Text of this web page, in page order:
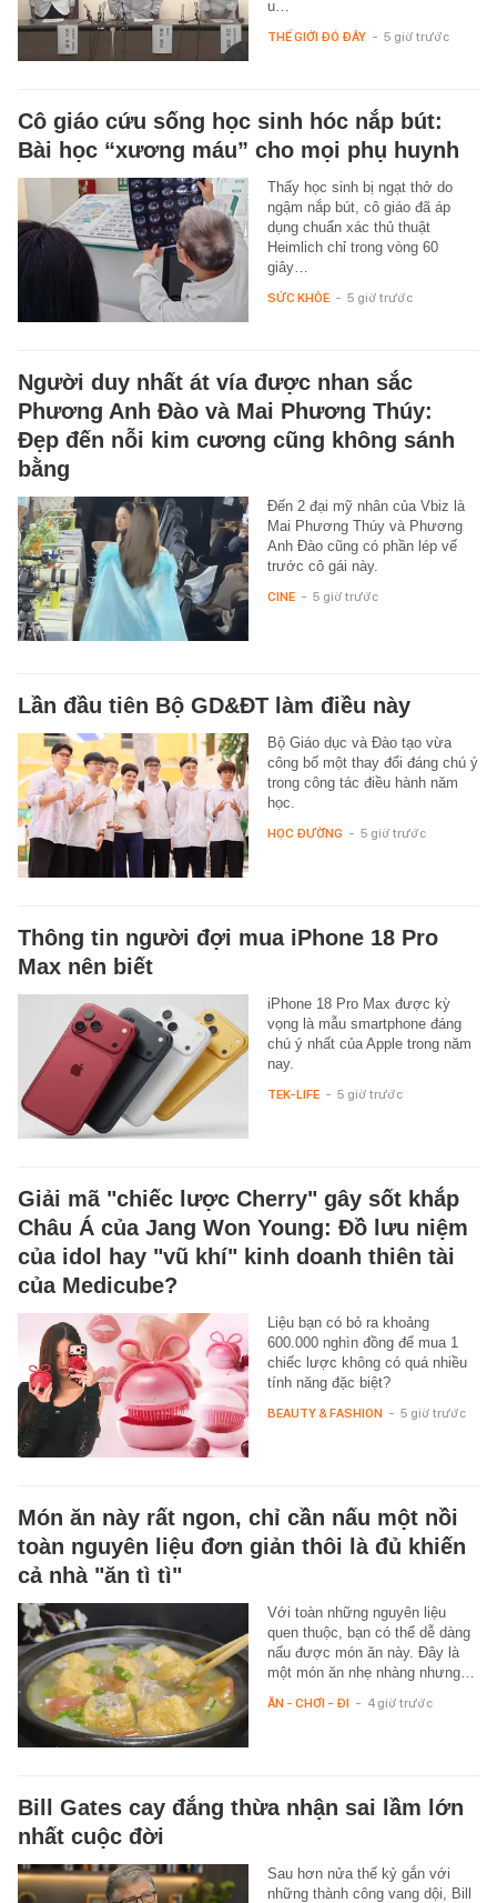
u…
THẾ GIỚI ĐÓ ĐÂY - 5 giờ trước
Cô giáo cứu sống học sinh hóc nắp bút:
Bài học “xương máu” cho mọi phụ huynh
Thấy học sinh bị ngạt thở do
ngậm nắp bút, cô giáo đã áp
dụng chuẩn xác thủ thuật
Heimlich chỉ trong vòng 60
giây…
SỨC KHỎE - 5 giờ trước
Người duy nhất át vía được nhan sắc
Phương Anh Đào và Mai Phương Thúy:
Đẹp đến nỗi kim cương cũng không sánh
bằng
Đến 2 đại mỹ nhân của Vbiz là
Mai Phương Thúy và Phương
Anh Đào cũng có phần lép vế
trước cô gái này.
CINE - 5 giờ trước
Lần đầu tiên Bộ GD&ĐT làm điều này
Bộ Giáo dục và Đào tạo vừa
công bố một thay đổi đáng chú ý
trong công tác điều hành năm
học.
HỌC ĐƯỜNG - 5 giờ trước
Thông tin người đợi mua iPhone 18 Pro
Max nên biết
iPhone 18 Pro Max được kỳ
vọng là mẫu smartphone đáng
chú ý nhất của Apple trong năm
nay.
TEK-LIFE - 5 giờ trước
Giải mã "chiếc lược Cherry" gây sốt khắp
Châu Á của Jang Won Young: Đồ lưu niệm
của idol hay "vũ khí" kinh doanh thiên tài
của Medicube?
Liệu bạn có bỏ ra khoảng
600.000 nghìn đồng để mua 1
chiếc lược không có quá nhiều
tính năng đặc biệt?
BEAUTY & FASHION - 5 giờ trước
Món ăn này rất ngon, chỉ cần nấu một nồi
toàn nguyên liệu đơn giản thôi là đủ khiến
cả nhà "ăn tì tì"
Với toàn những nguyên liệu
quen thuộc, bạn có thể dễ dàng
nấu được món ăn này. Đây là
một món ăn nhẹ nhàng nhưng…
ĂN - CHƠI - ĐI - 4 giờ trước
Bill Gates cay đắng thừa nhận sai lầm lớn
nhất cuộc đời
Sau hơn nửa thế kỷ gắn với
những thành công vang dội, Bill